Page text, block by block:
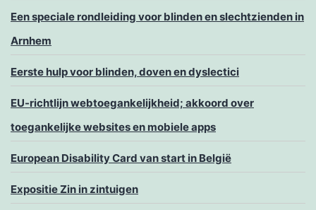
Een speciale rondleiding voor blinden en slechtzienden in
Arnhem
Eerste hulp voor blinden, doven en dyslectici
EU-richtlijn webtoegankelijkheid; akkoord over
toegankelijke websites en mobiele apps
European Disability Card van start in België
Expositie Zin in zintuigen